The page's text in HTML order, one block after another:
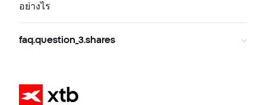
อย่างไร
faq.question_3.shares